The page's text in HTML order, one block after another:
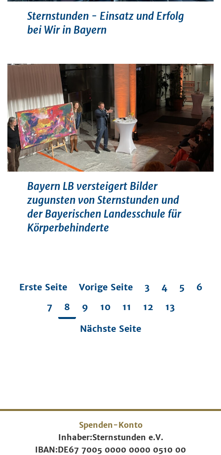
Sternstunden - Einsatz und Erfolg
bei Wir in Bayern
Bayern LB versteigert Bilder
zugunsten von Sternstunden und
der Bayerischen Landesschule für
Körperbehinderte
Erste Seite Vorige Seite 3 4 5
6
7
8 9 10 11 12
13
Nächste Seite
Spenden-Konto
Inhaber:Sternstunden e.V.
IBAN:DE67 7005 0000 0000 0510 00